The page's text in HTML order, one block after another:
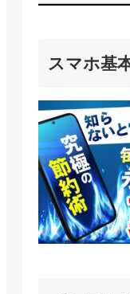
スマホ基